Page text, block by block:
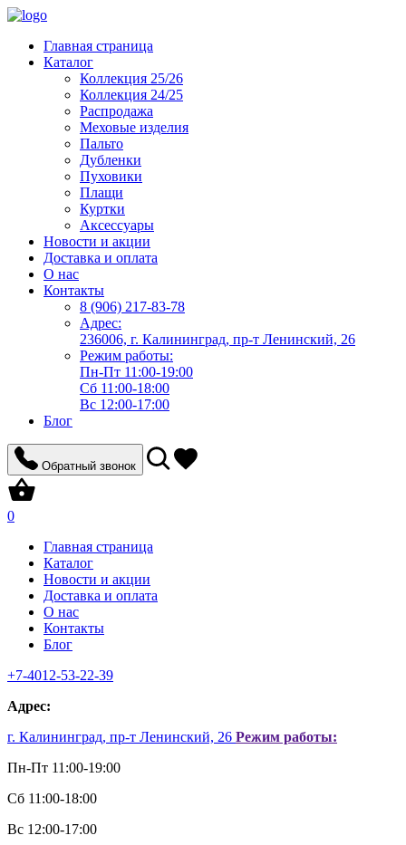
Главная страница
Каталог
Коллекция 25/26
Коллекция 24/25
Распродажа
Меховые изделия
Пальто
Дубленки
Пуховики
Плащи
Куртки
Аксессуары
Новости и акции
Доставка и оплата
О нас
Контакты
8 (906) 217-83-78
Адрес:
236006, г. Калининград, пр-т Ленинский, 26
Режим работы:
Пн-Пт 11:00-19:00
Сб 11:00-18:00
Вс 12:00-17:00
Блог
Обратный звонок
0
Главная страница
Каталог
Новости и акции
Доставка и оплата
О нас
Контакты
Блог
+7-4012-53-22-39
Aдрес:
г. Калининград, пр-т Ленинский, 26 Режим работы:
Пн-Пт 11:00-19:00
Сб 11:00-18:00
Вс 12:00-17:00